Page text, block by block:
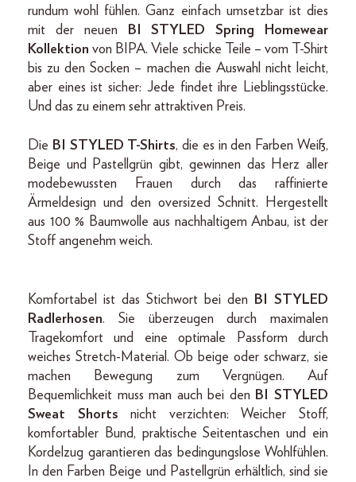
rundum wohl fühlen. Ganz einfach umsetzbar ist dies
mit der neuen BI STYLED Spring Homewear
Kollektion von BIPA. Viele schicke Teile – vom T-Shirt
bis zu den Socken – machen die Auswahl nicht leicht,
aber eines ist sicher: Jede findet ihre Lieblingsstücke.
Und das zu einem sehr attraktiven Preis.
Die BI STYLED T-Shirts, die es in den Farben Weiß,
Beige und Pastellgrün gibt, gewinnen das Herz aller
modebewussten Frauen durch das raffinierte
Ärmeldesign und den oversized Schnitt. Hergestellt
aus 100 % Baumwolle aus nachhaltigem Anbau, ist der
Stoff angenehm weich.
Komfortabel ist das Stichwort bei den BI STYLED
Radlerhosen. Sie überzeugen durch maximalen
Tragekomfort und eine optimale Passform durch
weiches Stretch-Material. Ob beige oder schwarz, sie
machen Bewegung zum Vergnügen. Auf
Bequemlichkeit muss man auch bei den BI STYLED
Sweat Shorts nicht verzichten: Weicher Stoff,
komfortabler Bund, praktische Seitentaschen und ein
Kordelzug garantieren das bedingungslose Wohlfühlen.
In den Farben Beige und Pastellgrün erhältlich, sind sie